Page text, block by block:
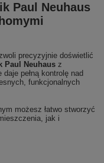
Paul Neuhaus
precyzyjnie doświetlić
Paul Neuhaus z
pełną kontrolę nad
funkcjonalnych
możesz łatwo stworzyć
jak i